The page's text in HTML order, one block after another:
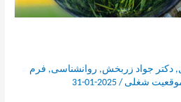
,دکتر جواد زربخش, روانشناسی, فرم
شغلی /
2025-01-31